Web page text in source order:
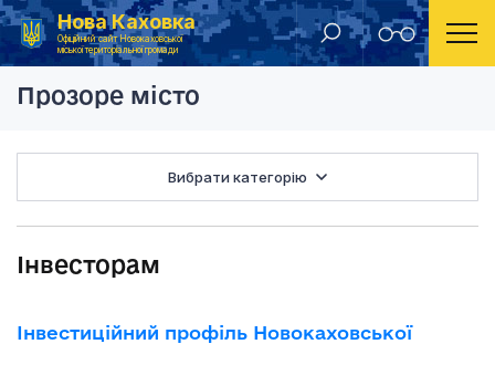
Нова Каховка
Офіційний сайт Новокаховської
міської територіальної громади
Головна Інвесторам
Прозоре місто
Вибрати категорію
Інвесторам
Інвестиційний профіль Новокаховської